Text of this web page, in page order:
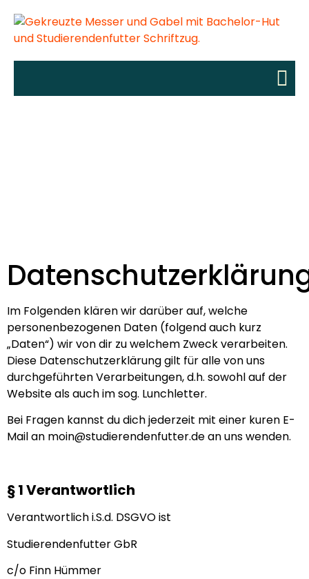
Im Folgenden klären wir darüber auf, welche
personenbezogenen Daten (folgend auch kurz
„Daten“) wir von dir zu welchem Zweck verarbeiten.
Diese Datenschutzerklärung gilt für alle von uns
durchgeführten Verarbeitungen, d.h. sowohl auf der
Website als auch im sog. Lunchletter.
Bei Fragen kannst du dich jederzeit mit einer kuren E-
Mail an moin@studierendenfutter.de an uns wenden.
§ 1 Verantwortlich
Verantwortlich i.S.d. DSGVO ist
Studierendenfutter GbR
c/o Finn Hümmer